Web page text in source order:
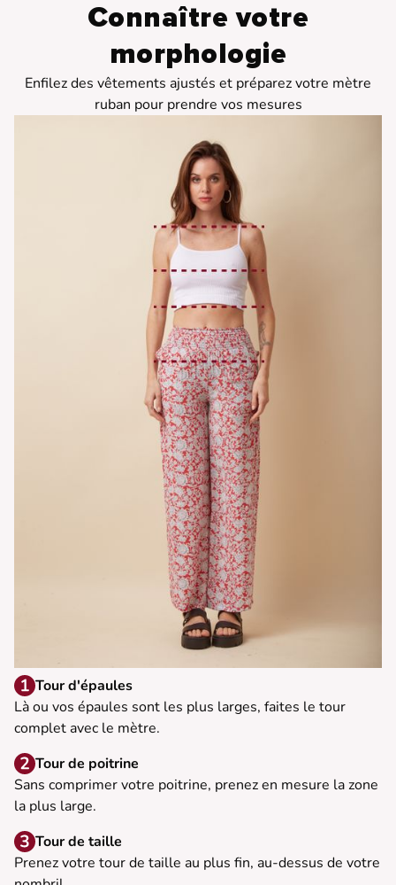
Connaître votre
morphologie
Enfilez des vêtements ajustés et préparez votre mètre
ruban pour prendre vos mesures
Tour d'épaules
Là ou vos épaules sont les plus larges, faites le tour
complet avec le mètre.
Tour de poitrine
Sans comprimer votre poitrine, prenez en mesure la zone
la plus large.
Tour de taille
Prenez votre tour de taille au plus fin, au-dessus de votre